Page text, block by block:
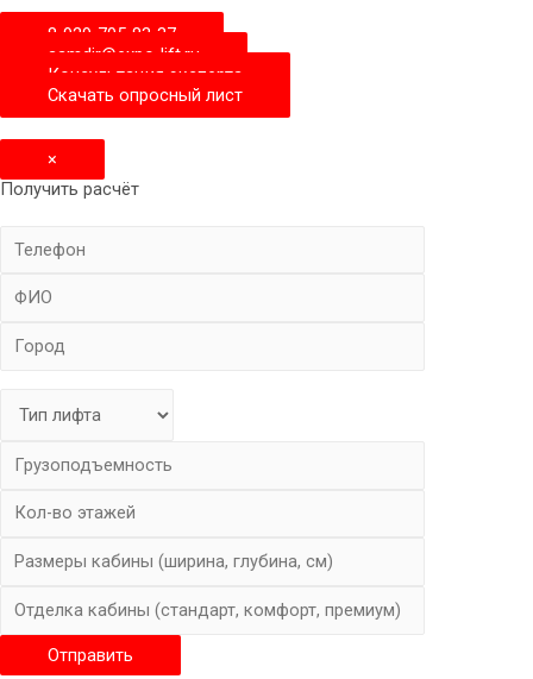
8-929-705-83-37
samdir@expo-lift.ru
Консультация эксперта
Скачать опросный лиcт
×
Получить расчёт